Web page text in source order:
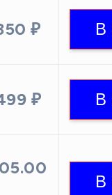
₽
₽